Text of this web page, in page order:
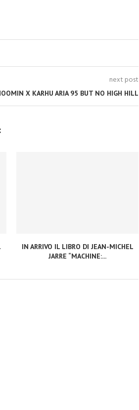
next post
X KARHU ARIA 95 BUT NO HIGH HILL
IN ARRIVO IL LIBRO DI JEAN-MICHEL
JARRE “MACHINE:...